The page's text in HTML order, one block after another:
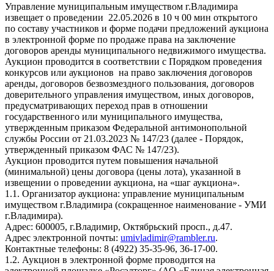
Управление муниципальным имуществом г.Владимира
извещает о проведении 22.05.2026 в 10 ч 00 мин открытого
по составу участников и форме подачи предложений аукциона
в электронной форме по продаже права на заключение
договоров аренды муниципального недвижимого имущества.
Аукцион проводится в соответствии с Порядком проведения
конкурсов или аукционов на право заключения договоров
аренды, договоров безвозмездного пользования, договоров
доверительного управления имуществом, иных договоров,
предусматривающих переход прав в отношении
государственного или муниципального имущества,
утвержденным приказом Федеральной антимонопольной
службы России от 21.03.2023 № 147/23 (далее - Порядок,
утвержденный приказом ФАС № 147/23).
Аукцион проводится путем повышения начальной
(минимальной) цены договора (цены лота), указанной в
извещении о проведении аукциона, на «шаг аукциона».
1.1. Организатор аукциона: управление муниципальным
имуществом г.Владимира (сокращенное наименование - УМИ
г.Владимира).
Адрес: 600005, г.Владимир, Октябрьский просп., д.47.
Адрес электронной почты: umivladimir@rambler.ru.
Контактные телефоны: 8 (4922) 35-35-96, 36-17-00.
1.2. Аукцион в электронной форме проводится на